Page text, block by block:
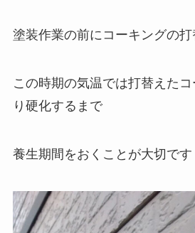
塗装作業の前にコーキングの打
この時期の気温では打替えた
り硬化するまで
養生期間をおくことが大切です